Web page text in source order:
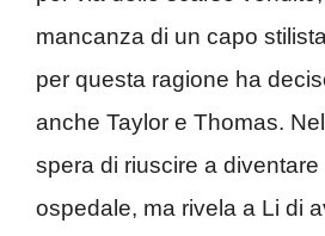
mancanza di un capo
per questa ragione ha
anche Taylor e Thomas.
spera di riuscire a diventare
ospedale, ma rivela a Li di